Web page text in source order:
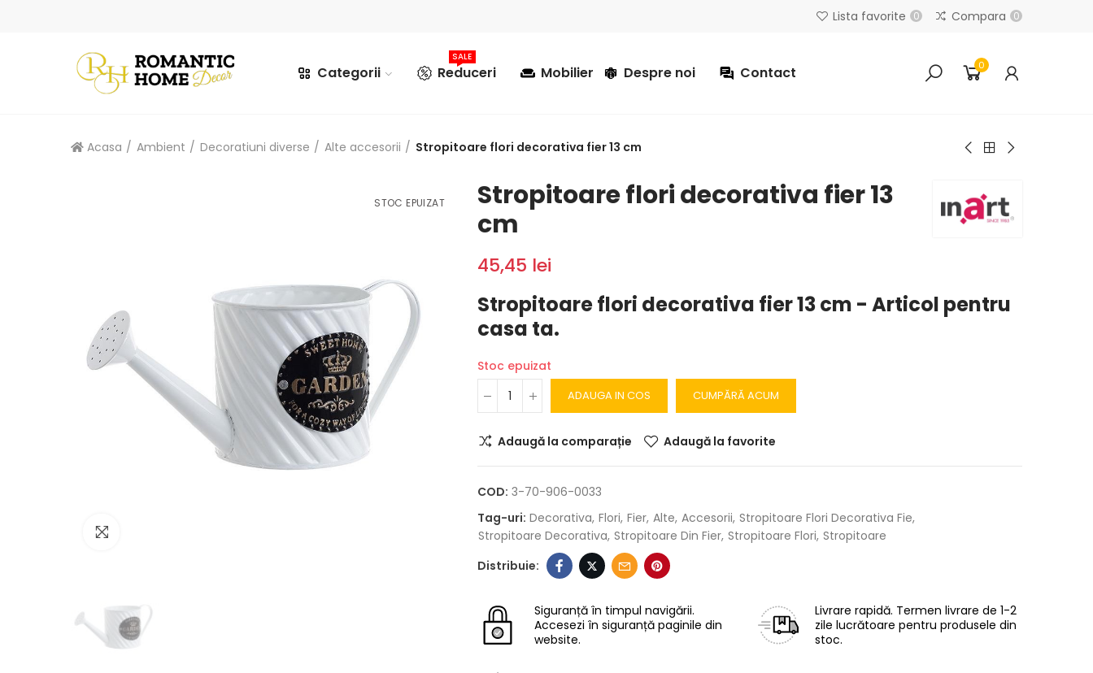
Lista favorite 0 Compara 0
Categorii Reduceri
SALE
Mobilier Despre noi Contact 0
Acasa Ambient Decoratiuni diverse Alte accesorii Stropitoare flori decorativa fier 13 cm
STOC EPUIZAT
Stropitoare flori decorativa fier 13
cm
45,45 lei
Stropitoare flori decorativa fier 13 cm - Articol pentru
casa ta.
Stoc epuizat
ADAUGA IN COS CUMPĂRĂ ACUM
Adaugă la comparație Adaugă la favorite
COD: 3-70-906-0033
Tag-uri: Decorativa Flori Fier Alte Accesorii Stropitoare Flori Decorativa Fie
Stropitoare Decorativa Stropitoare Din Fier Stropitoare Flori Stropitoare
Siguranță în timpul navigării.
Accesezi în siguranță paginile din
website.
Livrare rapidă. Termen livrare de 1-2
zile lucrătoare pentru produsele din
stoc.